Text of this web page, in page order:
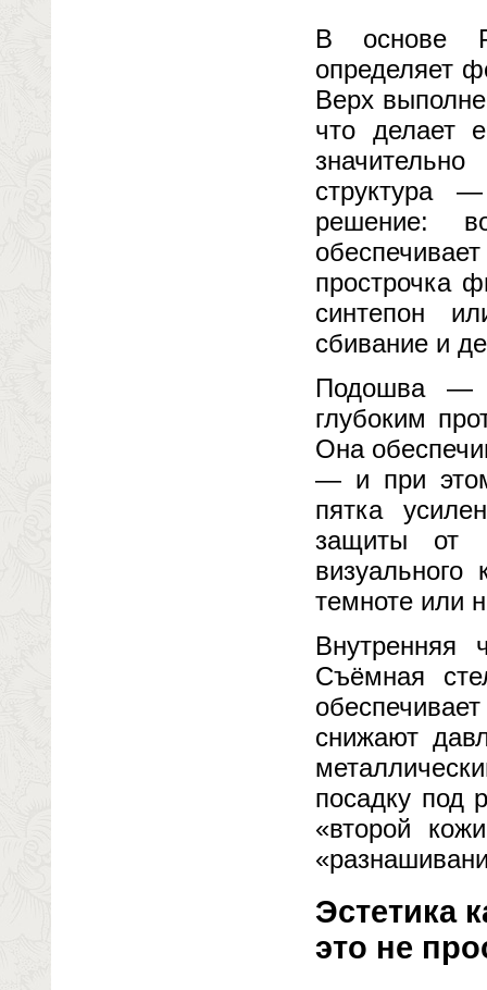
В основе
определяет
Верх
что делает
структура
решение:
прострочка
синтепон
сбивание и
Подошва —
глубоким
Она
— и при
пятка
защиты от
темноте или
Съёмная
снижают
посадку под
«второй
Эстетика
это не